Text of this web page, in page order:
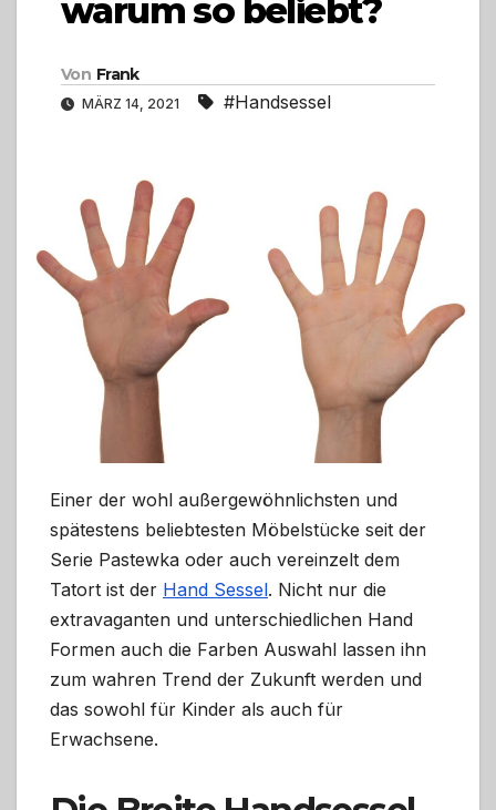
warum so beliebt?
Von Frank
MÄRZ 14, 2021 #Handsessel
Einer der wohl außergewöhnlichsten und
spätestens beliebtesten Möbelstücke seit der
Serie Pastewka oder auch vereinzelt dem
Tatort ist der Hand Sessel. Nicht nur die
extravaganten und unterschiedlichen Hand
Formen auch die Farben Auswahl lassen ihn
zum wahren Trend der Zukunft werden und
das sowohl für Kinder als auch für
Erwachsene.